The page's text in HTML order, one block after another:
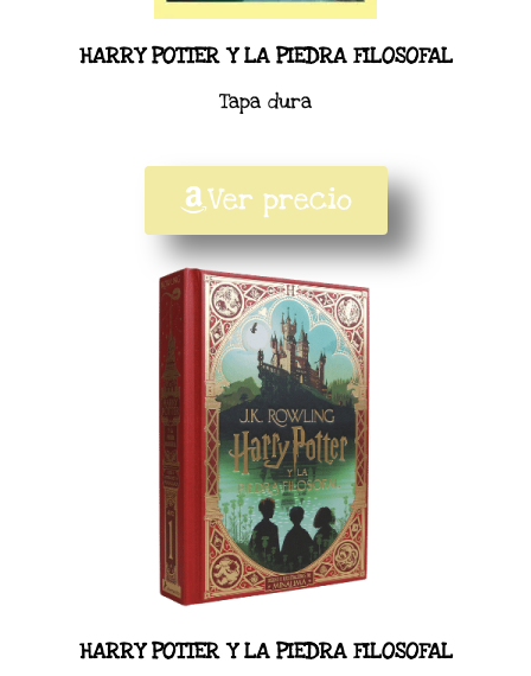
HARRY POTTER Y LA PIEDRA FILOSOFAL
Tapa dura
Ver precio
HARRY POTTER Y LA PIEDRA FILOSOFAL